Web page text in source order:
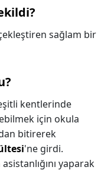
sağlam bir
kentlerinde
için okula
bitirerek
'ne girdi.
yaparak